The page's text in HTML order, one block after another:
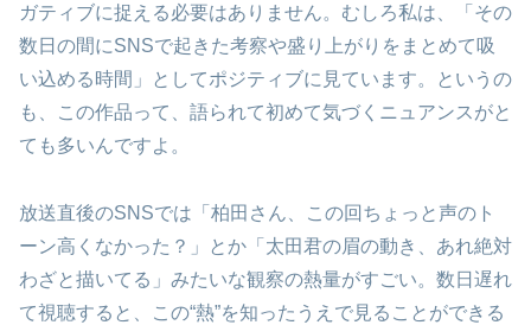
ガティブに捉える必要はありません。むしろ私は、「その
数日の間にSNSで起きた考察や盛り上がりをまとめて吸
い込める時間」としてポジティブに見ています。というの
も、この作品って、語られて初めて気づくニュアンスがと
ても多いんですよ。
放送直後のSNSでは「柏田さん、この回ちょっと声のト
ーン高くなかった？」とか「太田君の眉の動き、あれ絶対
わざと描いてる」みたいな観察の熱量がすごい。数日遅れ
て視聴すると、この“熱”を知ったうえで見ることができる